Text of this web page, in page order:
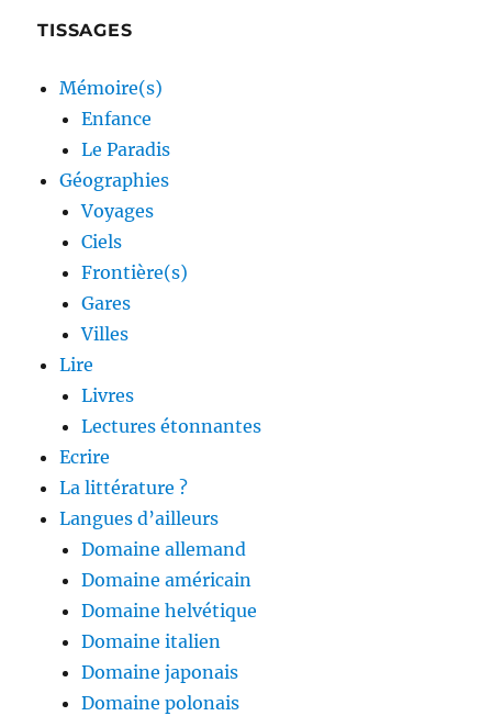
TISSAGES
Mémoire(s)
Enfance
Le Paradis
Géographies
Voyages
Ciels
Frontière(s)
Gares
Villes
Lire
Livres
Lectures étonnantes
Ecrire
La littérature ?
Langues d’ailleurs
Domaine allemand
Domaine américain
Domaine helvétique
Domaine italien
Domaine japonais
Domaine polonais